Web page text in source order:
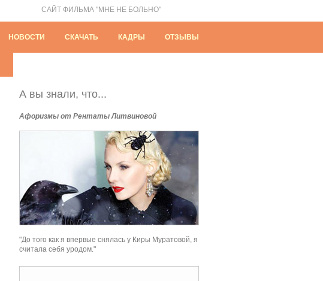
САЙТ ФИЛЬМА "МНЕ НЕ БОЛЬНО"
НОВОСТИ СКАЧАТЬ КАДРЫ ОТЗЫВЫ
А вы знали, что...
Афоризмы от Рентаты Литвиновой
"До того как я впервые снялась у Киры Муратовой, я
считала себя уродом."